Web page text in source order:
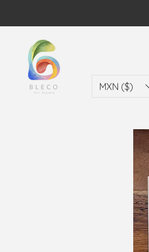
MXN ($)